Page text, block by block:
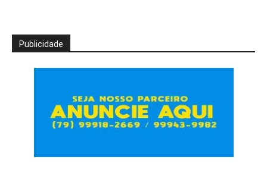
Publicidade